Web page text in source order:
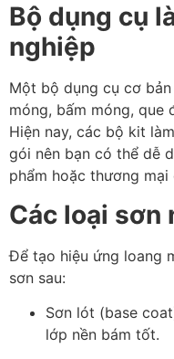
Bộ dụng cụ
nghiệp
Một bộ dụng cụ cơ
móng, bấm móng, que
Hiện nay, các bộ kit
gói nên bạn có thể dễ
phẩm hoặc thương mại
Các loại sơn
Để tạo hiệu ứng loang
sơn sau:
Sơn lót (base
lớp nền bám tốt.